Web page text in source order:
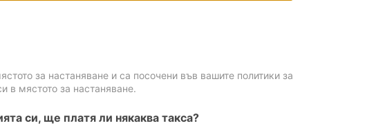
за настаняване и са посочени във вашите политики за
в мястото за настаняване.
си, ще платя ли някаква такса?